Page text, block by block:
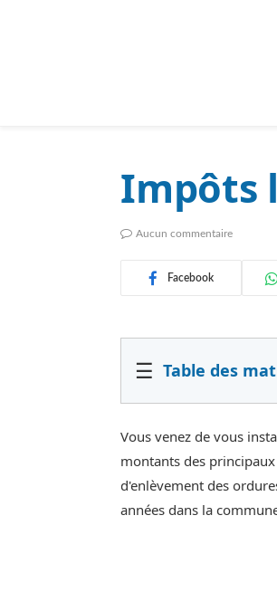
Impôts
Aucun commentaire
Facebook
☰ Table des
Vous venez de vous
montants des
d'enlèvement des
années dans la